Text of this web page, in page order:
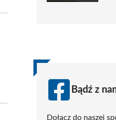
Bądź z
Dołącz do naszej